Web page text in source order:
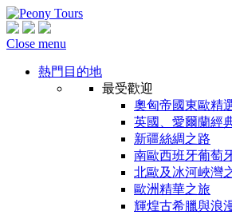
Close menu
熱門目的地
最受歡迎
奧匈帝國東歐精
英國、愛爾蘭經
新疆絲綢之路
南歐西班牙葡萄
北歐及冰河峽灣
歐洲精華之旅
輝煌古希臘與浪